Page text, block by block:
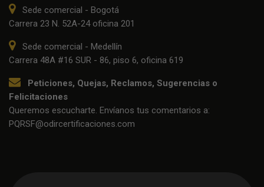
Sede comercial - Bogotá
Carrera 23 N. 52A-24 oficina 201
Sede comercial - Medellín
Carrera 48A #16 SUR - 86, piso 6, oficina 619
Peticiones, Quejas, Reclamos, Sugerencias o
Felicitaciones
Queremos escucharte. Envíanos tus comentarios a:
PQRSF@odircertificaciones.com